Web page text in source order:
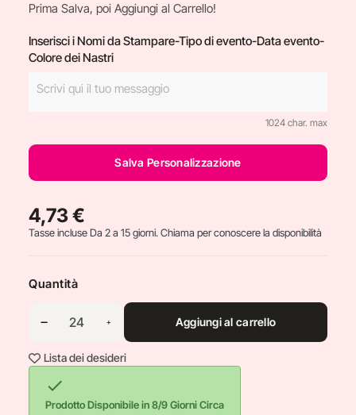
Prima Salva, poi Aggiungi al Carrello!
Inserisci i Nomi da Stampare-Tipo di evento-Data evento-
Colore dei Nastri
1024 char. max
Salva Personalizzazione
4,73 €
Tasse incluseDa 2 a 15 giorni. Chiama per conoscere la disponibilità
Quantità
Aggiungi al carrello
Lista dei desideri

Prodotto Disponibile in 8/9 Giorni Circa